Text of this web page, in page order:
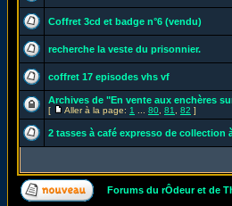
Coffret 3cd et badge n°6 (vendu)
recherche la veste du prisonnier.
coffret 17 episodes vhs vf
Archives de "En vente aux enchères
[ Aller à la page: 1 80 81 82 ]
2 tasses à café expresso de collection
Forums du rÔdeur et de